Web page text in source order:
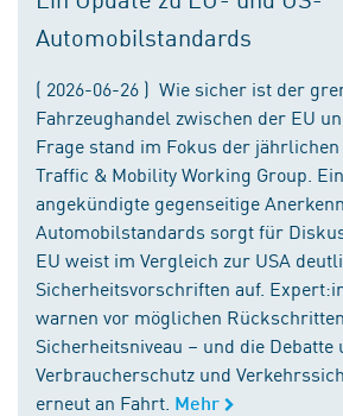
Automobilstandards
( 2026-06-26 ) Wie sicher ist der
Fahrzeughandel zwischen der EU
Frage stand im Fokus der
Traffic & Mobility Working Group.
angekündigte gegenseitige
Automobilstandards sorgt für
EU weist im Vergleich zur USA
Sicherheitsvorschriften auf.
warnen vor möglichen
Sicherheitsniveau – und die Debatte
Verbraucherschutz und
erneut an Fahrt. Mehr